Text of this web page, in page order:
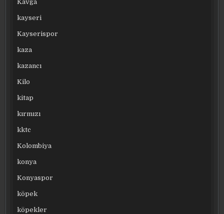
Kavga
kayseri
Kayserispor
kaza
kazancı
Kilo
kitap
kırmızı
kktc
Kolombiya
konya
Konyaspor
köpek
köpekler